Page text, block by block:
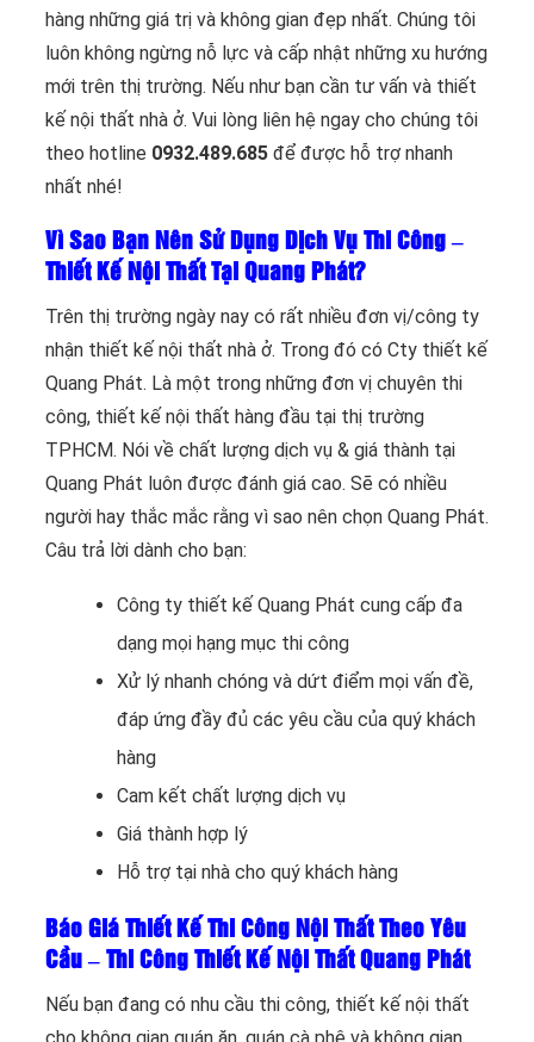
hàng những giá trị và không gian đẹp nhất. Chúng tôi
luôn không ngừng nỗ lực và cấp nhật những xu hướng
mới trên thị trường. Nếu như bạn cần tư vấn và thiết
kế nội thất nhà ở. Vui lòng liên hệ ngay cho chúng tôi
theo hotline 0932.489.685 để được hỗ trợ nhanh
nhất nhé!
Vì Sao Bạn Nên Sử Dụng Dịch Vụ Thi Công –
Thiết Kế Nội Thất Tại Quang Phát?
Trên thị trường ngày nay có rất nhiều đơn vị/công ty
nhận thiết kế nội thất nhà ở. Trong đó có Cty thiết kế
Quang Phát. Là một trong những đơn vị chuyên thi
công, thiết kế nội thất hàng đầu tại thị trường
TPHCM. Nói về chất lượng dịch vụ & giá thành tại
Quang Phát luôn được đánh giá cao. Sẽ có nhiều
người hay thắc mắc rằng vì sao nên chọn Quang Phát.
Câu trả lời dành cho bạn:
Công ty thiết kế Quang Phát cung cấp đa
dạng mọi hạng mục thi công
Xử lý nhanh chóng và dứt điểm mọi vấn đề,
đáp ứng đầy đủ các yêu cầu của quý khách
hàng
Cam kết chất lượng dịch vụ
Giá thành hợp lý
Hỗ trợ tại nhà cho quý khách hàng
Báo Giá Thiết Kế Thi Công Nội Thất Theo Yêu
Cầu – Thi Công Thiết Kế Nội Thất Quang Phát
Nếu bạn đang có nhu cầu thi công, thiết kế nội thất